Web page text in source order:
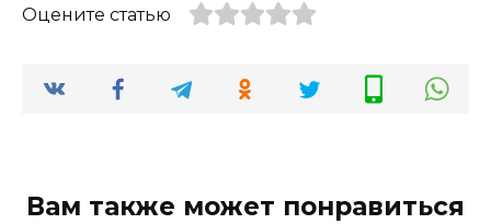
Оцените статью
Вам также может понравиться